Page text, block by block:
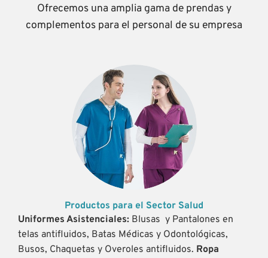
Ofrecemos una amplia gama de prendas y
complementos para el personal de su empresa
Productos para el Sector Salud
Uniformes Asistenciales: Blusas y Pantalones en
telas antifluidos, Batas Médicas y Odontológicas,
Busos, Chaquetas y Overoles antifluidos. Ropa